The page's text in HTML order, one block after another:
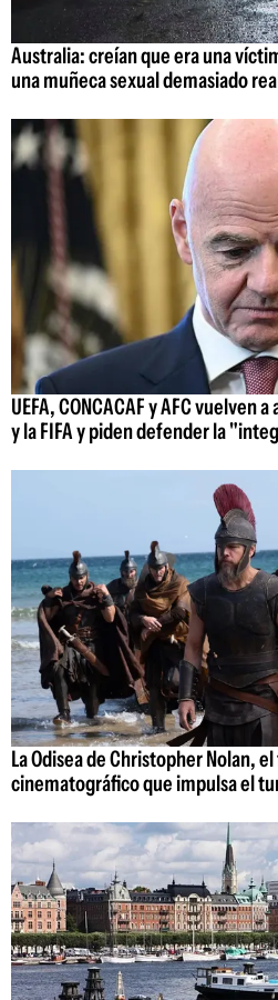
Australia: creían que era una
una muñeca sexual demasiado
UEFA, CONCACAF y AFC
y la FIFA y piden defender la
La Odisea de Christopher Nolan,
cinematográfico que impulsa el